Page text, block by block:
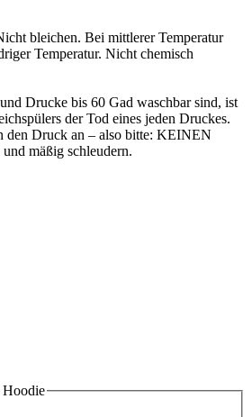
bleichen. Bei mittlerer Temperatur
Temperatur. Nicht chemisch
Drucke bis 60 Gad waschbar sind, ist
der Tod eines jeden Druckes.
den Druck an – also bitte: KEINEN
mäßig schleudern.
Hoodie